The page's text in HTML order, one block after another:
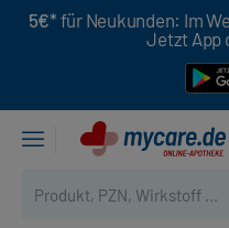
5€* für Neukunden: Im
Jetzt App